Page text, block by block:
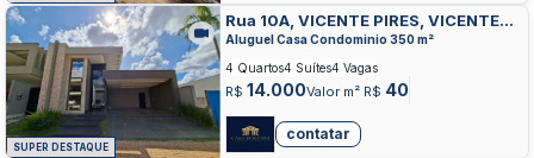
SUPER DESTAQUE
Rua 10A, VICENTE PIRES, VICENTE
PIRES
Aluguel Casa Condominio 350 m²
R$ 14.000Valor m² R$ 40
4 Quartos4 Suítes4 Vagas
contatar